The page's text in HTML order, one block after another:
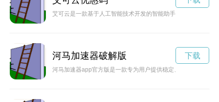
艾可云是一款基于人工智能技术开发的智能助手，能够为用户
河马加速器破解版
河马加速器app官方版是一款专为用户提供稳定、快速网络连
下载